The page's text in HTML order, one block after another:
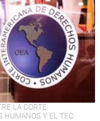
LA CORTE
HUMANOS Y EL TEC